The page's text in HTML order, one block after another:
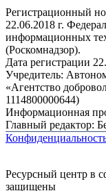
Регистрационный
22.06.2018 г.
информационных
(Роскомнадзор).
Дата регистрации
Учредитель:
«Агентство
1114800000644)
Информационная
Главный редактор:
Ресурсный центр в
защищены